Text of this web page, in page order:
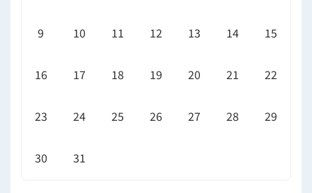
9 10 11 12 13 14 15
16 17 18 19 20 21 22
23 24 25 26 27 28 29
30 31